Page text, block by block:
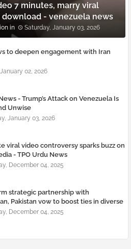
7 minutes, marry viral
- venezuela news
Saturday, January 03, 2026
to deepen engagement with Iran
02, 2026
- Trump’s Attack on Venezuela Is
Unwise
January 03, 2026
viral video controversy sparks buzz on
- TPO Urdu News
December 04, 2025
strategic partnership with
Pakistan vow to boost ties in diverse
December 04, 2025